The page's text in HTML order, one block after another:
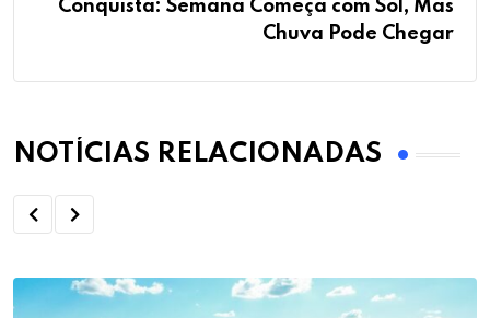
Conquista: Semana Começa com Sol, Mas
Chuva Pode Chegar
NOTÍCIAS RELACIONADAS